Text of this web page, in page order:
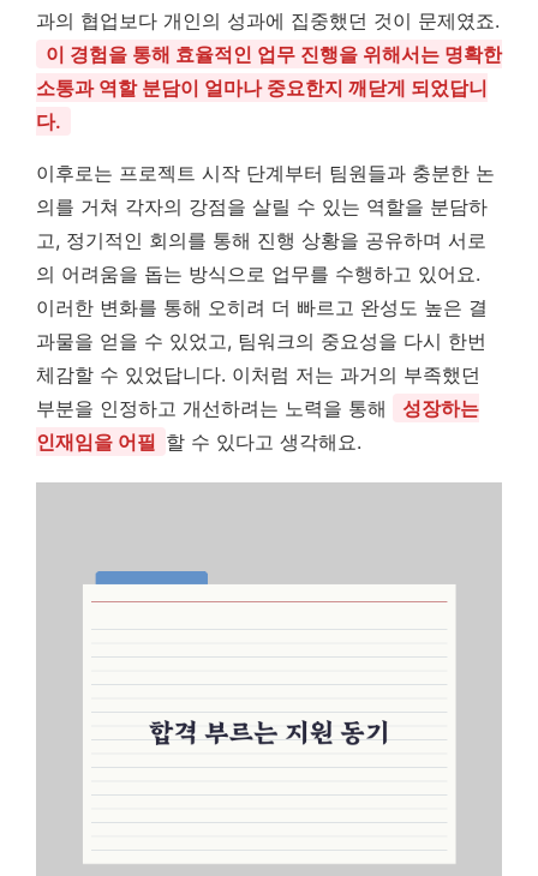
과의 협업보다 개인의 성과에 집중했던 것이 문제였죠.
이 경험을 통해 효율적인 업무 진행을 위해서는 명확한
소통과 역할 분담이 얼마나 중요한지 깨닫게 되었답니
다.
이후로는 프로젝트 시작 단계부터 팀원들과 충분한 논
의를 거쳐 각자의 강점을 살릴 수 있는 역할을 분담하
고, 정기적인 회의를 통해 진행 상황을 공유하며 서로
의 어려움을 돕는 방식으로 업무를 수행하고 있어요.
이러한 변화를 통해 오히려 더 빠르고 완성도 높은 결
과물을 얻을 수 있었고, 팀워크의 중요성을 다시 한번
체감할 수 있었답니다. 이처럼 저는 과거의 부족했던
부분을 인정하고 개선하려는 노력을 통해
성장하는
인재임을 어필 할 수 있다고 생각해요.